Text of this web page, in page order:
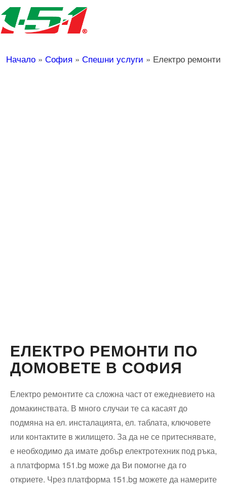
Начало » София » Спешни услуги » Електро ремонти
ЕЛЕКТРО РЕМОНТИ ПО
ДОМОВЕТЕ В СОФИЯ
Електро ремонтите са сложна част от ежедневието на
домакинствата. В много случаи те са касаят до
подмяна на ел. инсталацията, ел. таблата, ключовете
или контактите в жилището. За да не се притеснявате,
е необходимо да имате добър електротехник под ръка,
а платформа 151.bg може да Ви помогне да го
откриете. Чрез платформа 151.bg можете да намерите